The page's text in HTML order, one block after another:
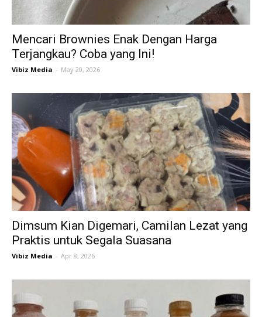
Mencari Brownies Enak Dengan Harga
Terjangkau? Coba yang Ini!
Vibiz Media - May 20, 2026
Dimsum Kian Digemari, Camilan Lezat yang
Praktis untuk Segala Suasana
Vibiz Media - Apr 8, 2026